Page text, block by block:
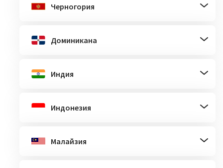
Черногория
Доминикана
Индия
Индонезия
Малайзия